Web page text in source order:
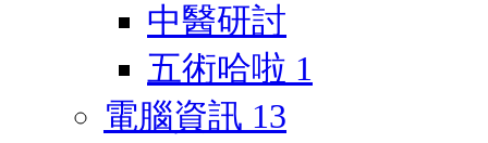
中醫研討
五術哈啦 1
電腦資訊 13